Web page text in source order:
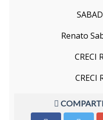
Renato
CRECI
CRECI